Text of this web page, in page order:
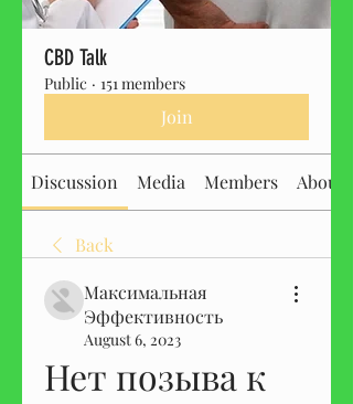
CBD Talk
Public · 151 members
Join
Discussion Media Members About
Back
Максимальная
Эффективность
August 6, 2023
Нет позыва к